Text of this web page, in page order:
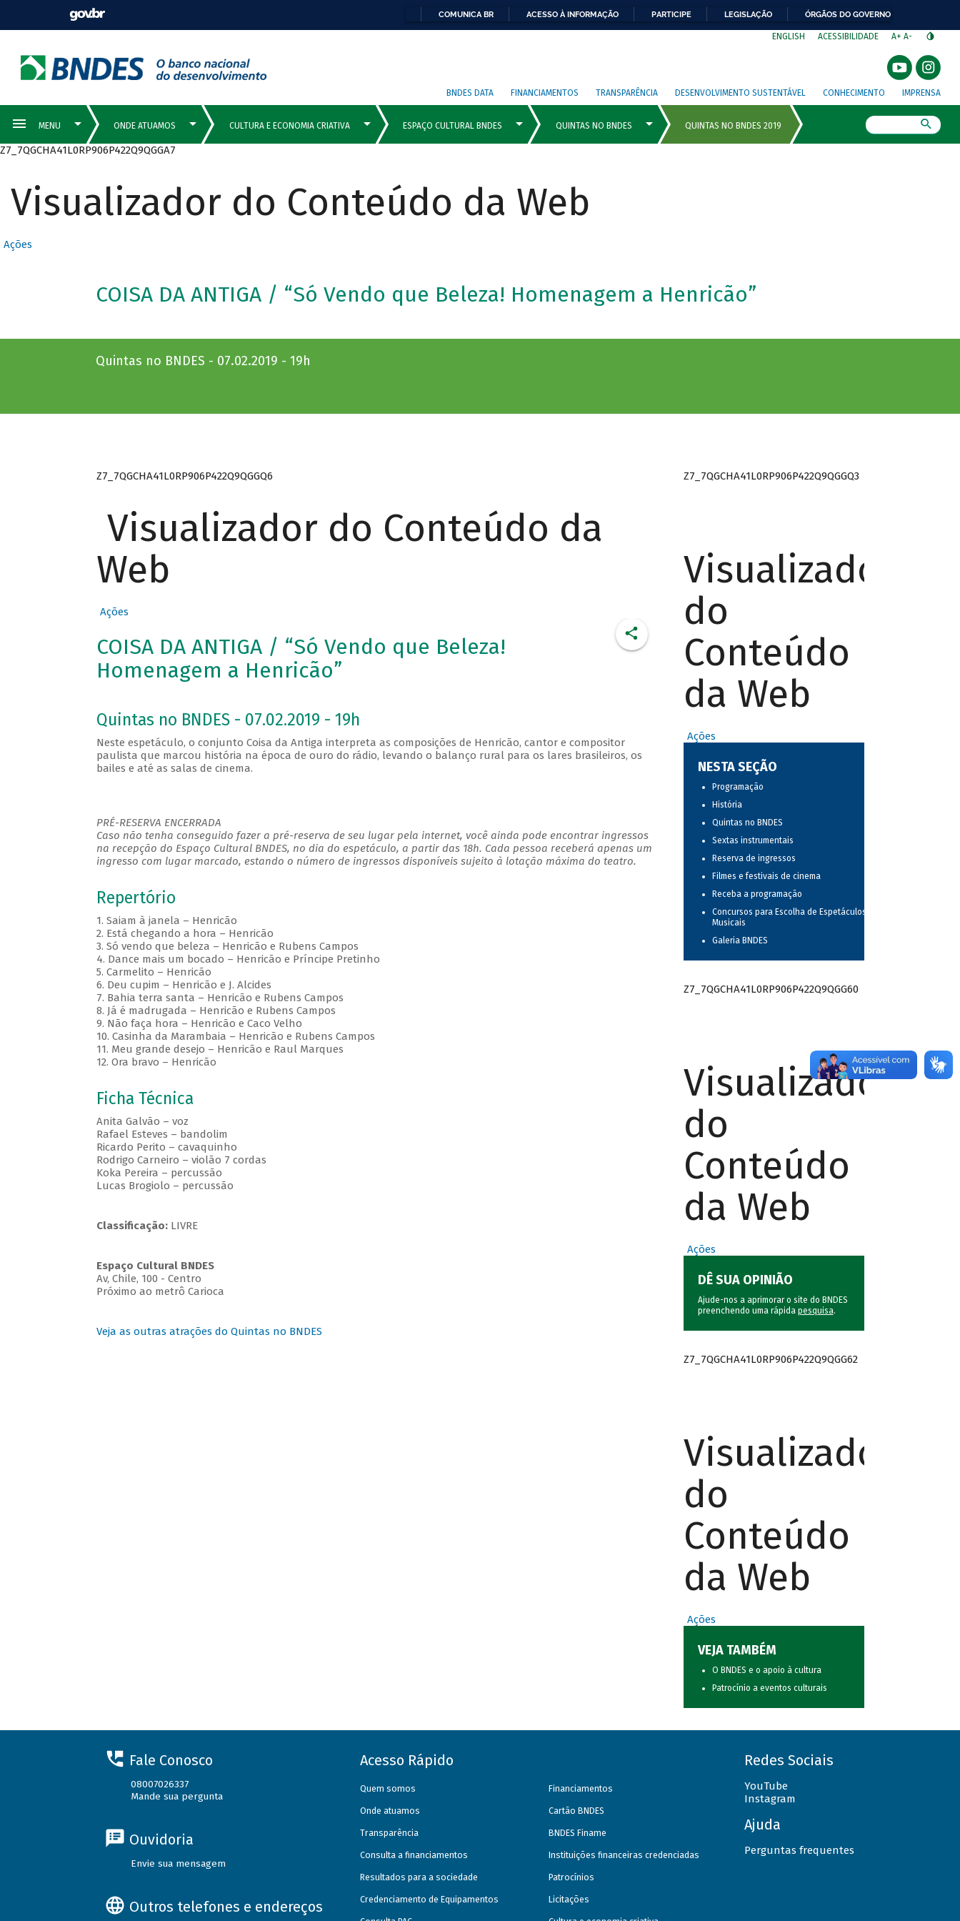
COMUNICA BR ACESSO À INFORMAÇÃO PARTICIPE LEGISLAÇÃO ÓRGÃOS DO GOVERNO
ENGLISH ACESSIBILIDADE A+ A-
BNDES DATA FINANCIAMENTOS TRANSPARÊNCIA DESENVOLVIMENTO SUSTENTÁVEL CONHECIMENTO IMPRENSA
Z7_7QGCHA41L0RP906P422Q9QGGA7
Visualizador do Conteúdo da Web
Ações
COISA DA ANTIGA / “Só Vendo que Beleza! Homenagem a Henricão”
Quintas no BNDES - 07.02.2019 - 19h
Z7_7QGCHA41L0RP906P422Q9QGGQ6
Visualizador do Conteúdo da
Web
Ações
COISA DA ANTIGA / “Só Vendo que Beleza!
Homenagem a Henricão”
Quintas no BNDES - 07.02.2019 - 19h
Neste espetáculo, o conjunto Coisa da Antiga interpreta as composições de Henricão, cantor e compositor
paulista que marcou história na época de ouro do rádio, levando o balanço rural para os lares brasileiros, os
bailes e até as salas de cinema.
PRÉ-RESERVA ENCERRADA
Caso não tenha conseguido fazer a pré-reserva de seu lugar pela internet, você ainda pode encontrar ingressos
na recepção do Espaço Cultural BNDES, no dia do espetáculo, a partir das 18h. Cada pessoa receberá apenas um
ingresso com lugar marcado, estando o número de ingressos disponíveis sujeito à lotação máxima do teatro.
Repertório
1. Saiam à janela – Henricão
2. Está chegando a hora – Henricão
3. Só vendo que beleza – Henricão e Rubens Campos
4. Dance mais um bocado – Henricão e Príncipe Pretinho
5. Carmelito – Henricão
6. Deu cupim – Henricão e J. Alcides
7. Bahia terra santa – Henricão e Rubens Campos
8. Já é madrugada – Henricão e Rubens Campos
9. Não faça hora – Henricão e Caco Velho
10. Casinha da Marambaia – Henricão e Rubens Campos
11. Meu grande desejo – Henricão e Raul Marques
12. Ora bravo – Henricão
Ficha Técnica
Anita Galvão – voz
Rafael Esteves – bandolim
Ricardo Perito – cavaquinho
Rodrigo Carneiro – violão 7 cordas
Koka Pereira – percussão
Lucas Brogiolo – percussão
Classificação: LIVRE
Espaço Cultural BNDES
Av, Chile, 100 - Centro
Próximo ao metrô Carioca
Veja as outras atrações do Quintas no BNDES
Z7_7QGCHA41L0RP906P422Q9QGGQ3
Visualizador
do
Conteúdo
da Web
Ações
NESTA SEÇÃO
Programação
História
Quintas no BNDES
Sextas instrumentais
Reserva de ingressos
Filmes e festivais de cinema
Receba a programação
Concursos para Escolha de Espetáculos
Musicais
Galeria BNDES
Z7_7QGCHA41L0RP906P422Q9QGG60
Visualizador
do
Conteúdo
da Web
Ações
DÊ SUA OPINIÃO
Ajude-nos a aprimorar o site do BNDES
preenchendo uma rápida pesquisa.
Z7_7QGCHA41L0RP906P422Q9QGG62
Visualizador
do
Conteúdo
da Web
Ações
VEJA TAMBÉM
O BNDES e o apoio à cultura
Patrocínio a eventos culturais
Fale Conosco
08007026337
Mande sua pergunta
Ouvidoria
Envie sua mensagem
Outros telefones e endereços
Acesso Rápido
Quem somos
Onde atuamos
Transparência
Consulta a financiamentos
Resultados para a sociedade
Credenciamento de Equipamentos
Financiamentos
Cartão BNDES
BNDES Finame
Instituições financeiras credenciadas
Patrocínios
Licitações
Redes Sociais
YouTube
Instagram
Ajuda
Perguntas frequentes